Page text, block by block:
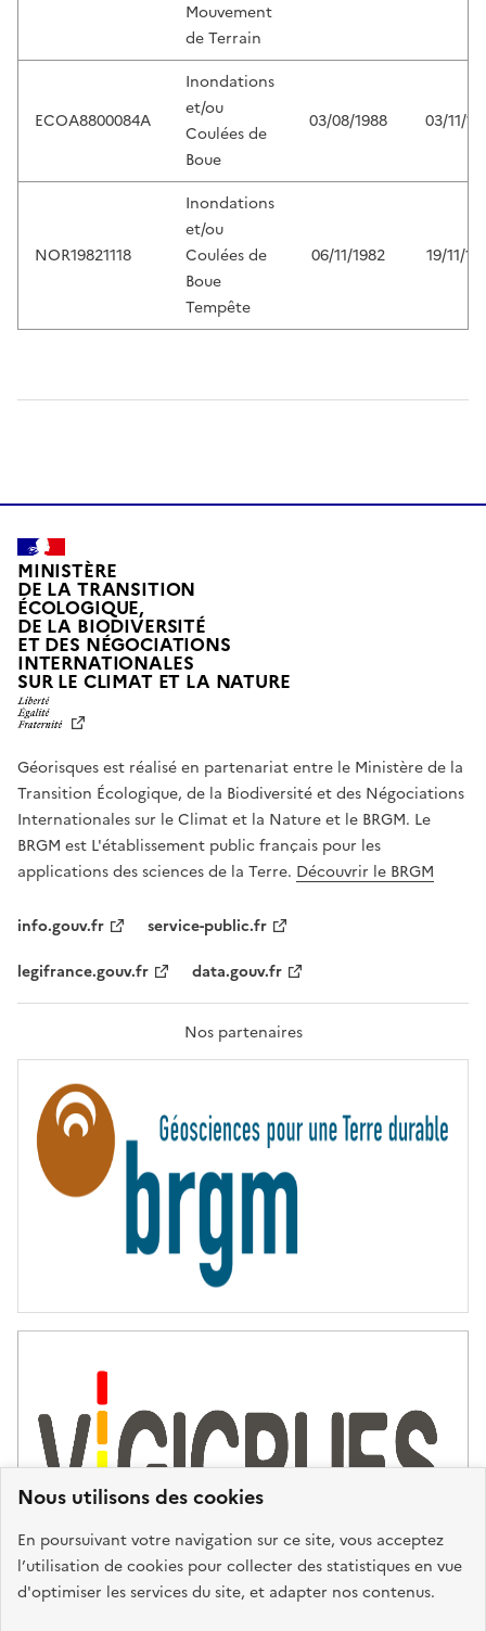
Nous utilisons des cookies
En poursuivant votre navigation sur ce site, vous acceptez
l’utilisation de cookies pour collecter des statistiques en vue
d'optimiser les services du site, et adapter nos contenus.
Mouvement
de Terrain
ECOA8800084A
Inondations
et/ou
Coulées de
Boue
03/08/1988 03/11/
NOR19821118
Inondations
et/ou
Coulées de
Boue
Tempête
06/11/1982 19/11/
MINISTÈRE
DE LA TRANSITION
ÉCOLOGIQUE,
DE LA BIODIVERSITÉ
ET DES NÉGOCIATIONS
INTERNATIONALES
SUR LE CLIMAT ET LA NATUREL
T
É
,
É
G
A
L
F
A
T
R
T
É
Géorisques est réalisé en partenariat entre le Ministère de la
Transition Écologique, de la Biodiversité et des Négociations
Internationales sur le Climat et la Nature et le BRGM. Le
BRGM est L'établissement public français pour les
applications des sciences de la Terre. Découvrir le BRGM
info.gouv.fr
service-public.fr
legifrance.gouv.fr
data.gouv.fr
Nos partenaires